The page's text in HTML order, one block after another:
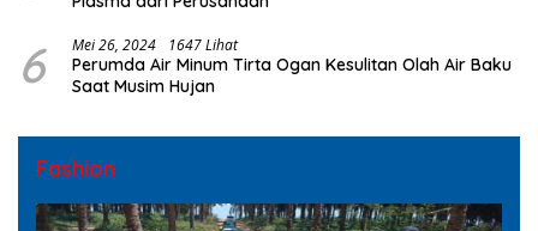
6 Mei 26, 2024 1647 Lihat
Perumda Air Minum Tirta Ogan Kesulitan Olah Air Baku
Saat Musim Hujan
Fashion